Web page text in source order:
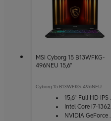
MSI Cyborg 15 B13WFKG-
496NEU 15,6"
Cyborg 15 B13WFKG-496NEU
15,6" Full HD IPS -näyttö
Intel Core i7-13620H
NVIDIA GeForce RTX 5060